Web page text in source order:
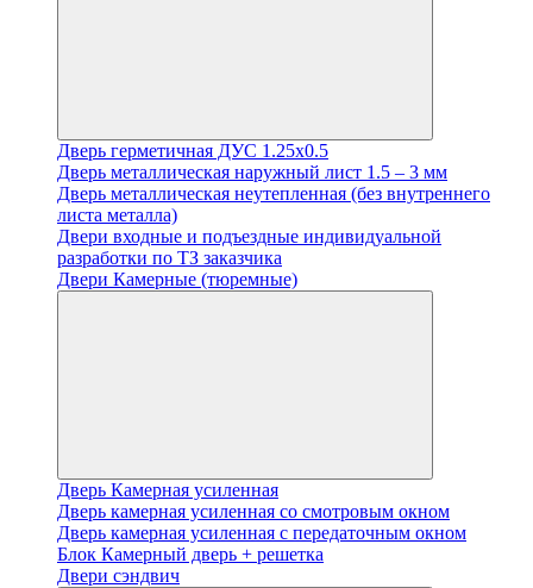
Дверь герметичная ДУС 1.25х0.5
Дверь металлическая наружный лист 1.5 – 3 мм
Дверь металлическая неутепленная (без внутреннего
листа металла)
Двери входные и подъездные индивидуальной
разработки по ТЗ заказчика
Двери Камерные (тюремные)
Дверь Камерная усиленная
Дверь камерная усиленная со смотровым окном
Дверь камерная усиленная с передаточным окном
Блок Камерный дверь + решетка
Двери сэндвич